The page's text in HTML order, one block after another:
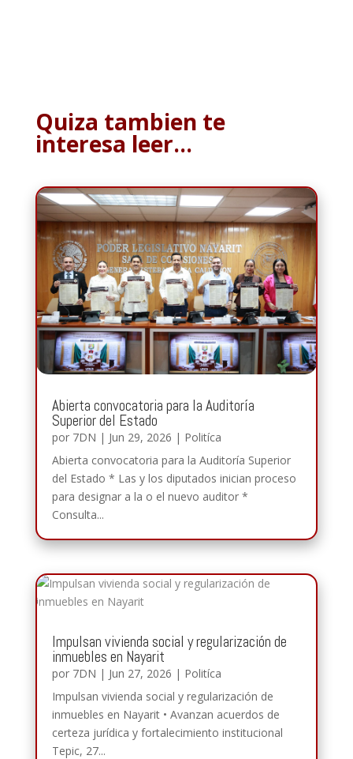
Quiza tambien te
interesa leer…
Abierta convocatoria para la Auditoría
Superior del Estado
por 7DN | Jun 29, 2026 | Politíca
Abierta convocatoria para la Auditoría Superior
del Estado * Las y los diputados inician proceso
para designar a la o el nuevo auditor *
Consulta...
Impulsan vivienda social y regularización de
inmuebles en Nayarit
por 7DN | Jun 27, 2026 | Politíca
Impulsan vivienda social y regularización de
inmuebles en Nayarit • Avanzan acuerdos de
certeza jurídica y fortalecimiento institucional
Tepic, 27...